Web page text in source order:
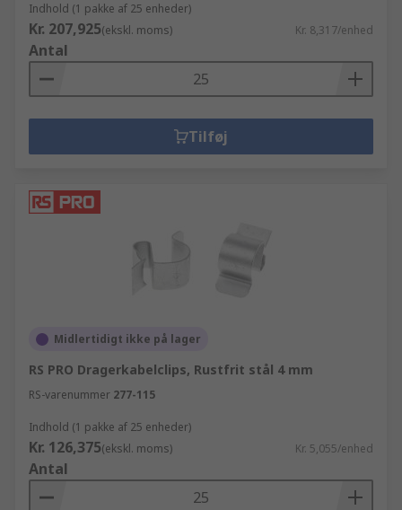
Indhold (1 pakke af 25 enheder)
Kr. 207,925(ekskl. moms) Kr. 8,317/enhed
Antal
Tilføj
Midlertidigt ikke på lager
RS PRO Dragerkabelclips, Rustfrit stål 4 mm
RS-varenummer 277-115
Indhold (1 pakke af 25 enheder)
Kr. 126,375(ekskl. moms) Kr. 5,055/enhed
Antal